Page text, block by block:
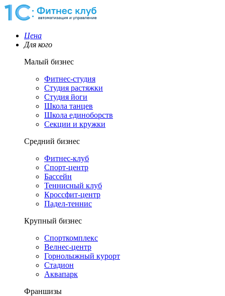
Цена
Для кого
Малый бизнес
Фитнес-студия
Студия растяжки
Студия йоги
Школа танцев
Школа единоборств
Секции и кружки
Средний бизнес
Фитнес-клуб
Спорт-центр
Бассейн
Теннисный клуб
Кроссфит-центр
Падел-теннис
Крупный бизнес
Спорткомплекс
Велнес-центр
Горнолыжный курорт
Стадион
Аквапарк
Франшизы